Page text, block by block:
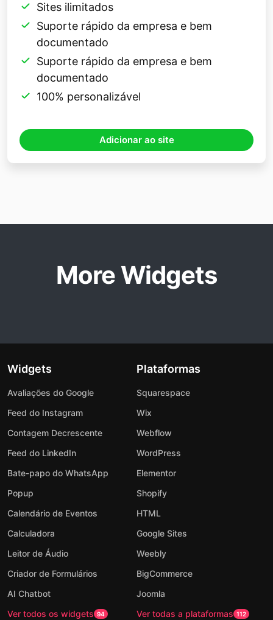
Sites ilimitados
Suporte rápido da empresa e bem
documentado
Suporte rápido da empresa e bem
documentado
100% personalizável
Adicionar ao site
More Widgets
Widgets
Avaliações do Google
Feed do Instagram
Contagem Decrescente
Feed do LinkedIn
Bate-papo do WhatsApp
Popup
Calendário de Eventos
Calculadora
Leitor de Áudio
Criador de Formulários
AI Chatbot
Ver todos os widgets 94
Plataformas
Squarespace
Wix
Webflow
WordPress
Elementor
Shopify
HTML
Google Sites
Weebly
BigCommerce
Joomla
Ver todas a plataformas 112